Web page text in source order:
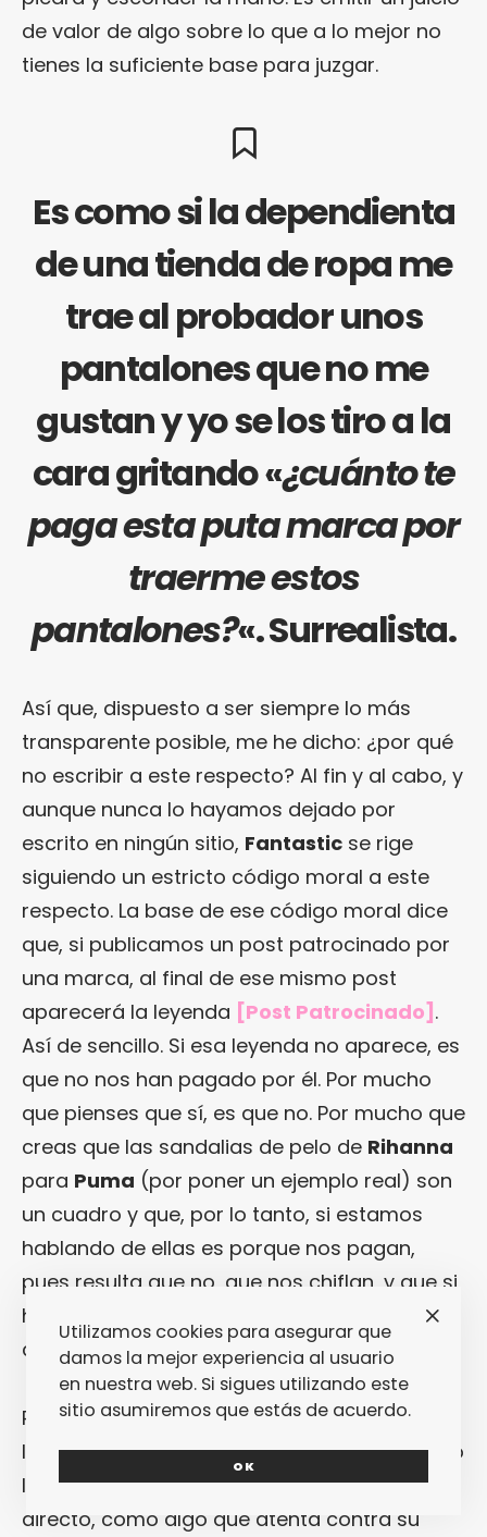
de valor de algo sobre lo que a lo mejor no
tienes la suficiente base para juzgar.
Es como si la dependienta
de una tienda de ropa me
trae al probador unos
pantalones que no me
gustan y yo se los tiro a la
cara gritando «¿cuánto te
paga esta puta marca por
traerme estos
pantalones?«. Surrealista.
Así que, dispuesto a ser siempre lo más
transparente posible, me he dicho: ¿por qué
no escribir a este respecto? Al fin y al cabo, y
aunque nunca lo hayamos dejado por
escrito en ningún sitio, Fantastic se rige
siguiendo un estricto código moral a este
respecto. La base de ese código moral dice
que, si publicamos un post patrocinado por
una marca, al final de ese mismo post
aparecerá la leyenda [Post Patrocinado] .
Así de sencillo. Si esa leyenda no aparece, es
que no nos han pagado por él. Por mucho
que pienses que sí, es que no. Por mucho que
creas que las sandalias de pelo de Rihanna
para Puma (por poner un ejemplo real) son
un cuadro y que, por lo tanto, si estamos
hablando de ellas es porque nos pagan,
pues resulta que no, que nos chiflan, y que si
hablamos de ellas es por eso, porque nos
chiflan. Y porque nos da la gana.
Resulta extraño ver cómo cierta facción de
lectores se toman que publiques algo que no
les gusta personalmente como un ataque
directo, como algo que atenta contra su
Utilizamos cookies para asegurar que
damos la mejor experiencia al usuario
en nuestra web. Si sigues utilizando este
sitio asumiremos que estás de acuerdo.
OK